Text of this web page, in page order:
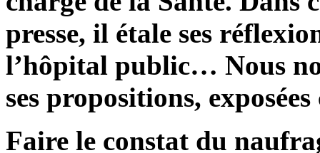
presse, il étale ses
l’hôpital public… Nous
ses propositions,
Faire le constat du